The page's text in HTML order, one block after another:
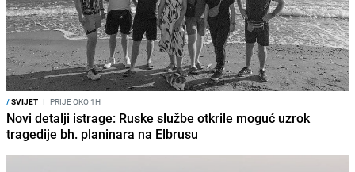
/SVIJET I PRIJE OKO 1H
Novi detalji istrage: Ruske službe otkrile moguć uzrok
tragedije bh. planinara na Elbrusu